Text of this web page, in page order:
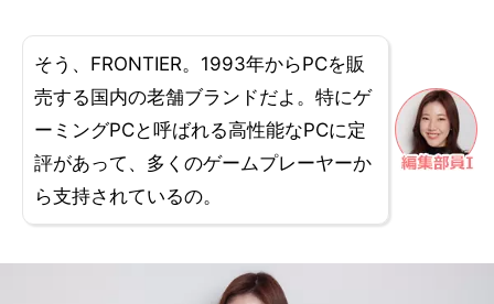
そう、FRONTIER。1993年からPCを販
売する国内の老舗ブランドだよ。特にゲ
ーミングPCと呼ばれる高性能なPCに定
評があって、多くのゲームプレーヤーか
ら支持されているの。